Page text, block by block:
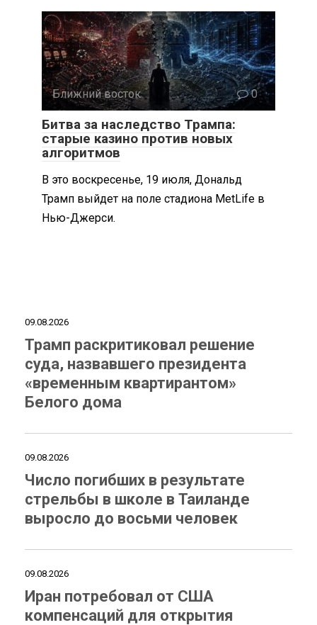
Ближний восток 0
Битва за наследство Трампа:
старые казино против новых
алгоритмов
В это воскресенье, 19 июля, Дональд
Трамп выйдет на поле стадиона MetLife в
Нью-Джерси.
09.08.2026
Трамп раскритиковал решение
суда, назвавшего президента
«временным квартирантом»
Белого дома
09.08.2026
Число погибших в результате
стрельбы в школе в Таиланде
выросло до восьми человек
09.08.2026
Иран потребовал от США
компенсаций для открытия